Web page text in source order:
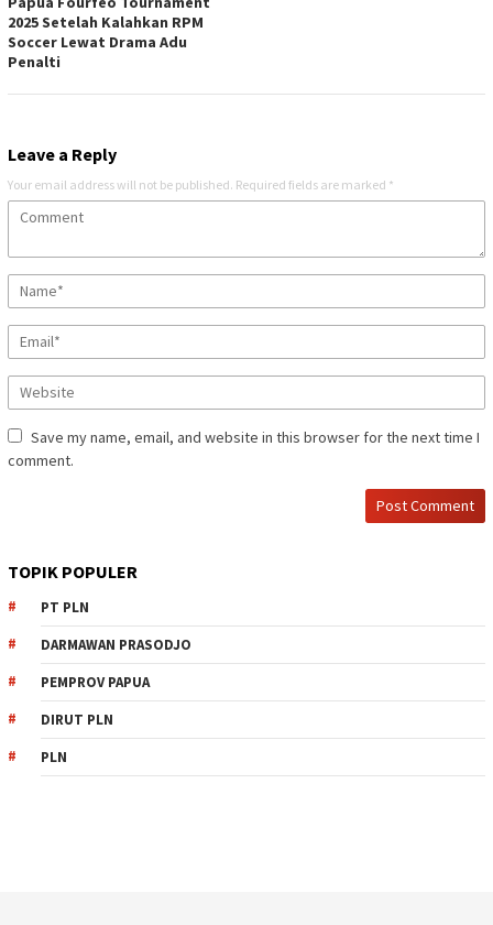
2025 Setelah Kalahkan RPM
Soccer Lewat Drama Adu
Penalti
Leave a Reply
Your email address will not be published. Required fields are marked *
Save my name, email, and website in this browser for the next time I
comment.
TOPIK POPULER
PT PLN
DARMAWAN PRASODJO
PEMPROV PAPUA
DIRUT PLN
PLN